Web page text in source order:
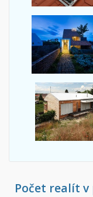
Počet realít v